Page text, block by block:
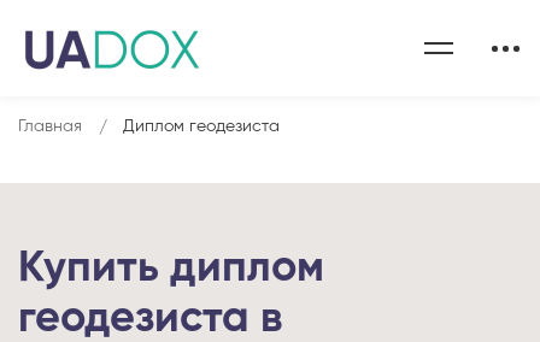
Главная Диплом геодезиста
Купить диплом
геодезиста в